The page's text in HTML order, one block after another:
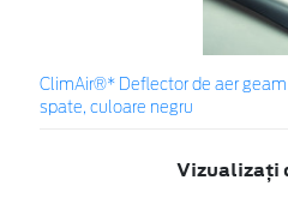
ClimAir®* Deflector de aer
spate, culoare negru
Vizualizați